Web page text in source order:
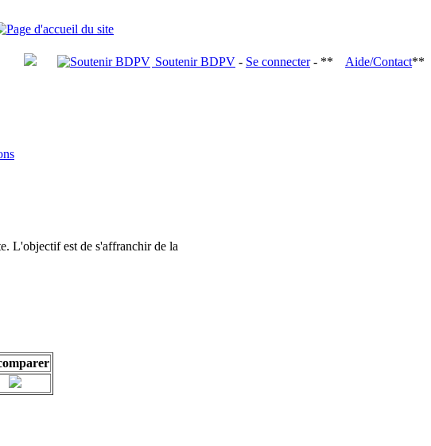
Soutenir BDPV - Se connecter- ** Aide/Contact**
L'objectif est de s'affranchir de la